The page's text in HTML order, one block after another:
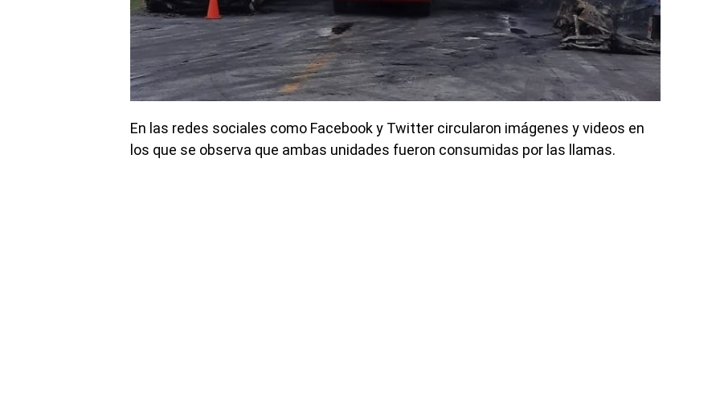
En las redes sociales como Facebook y Twitter circularon imágenes y videos en
los que se observa que ambas unidades fueron consumidas por las llamas.